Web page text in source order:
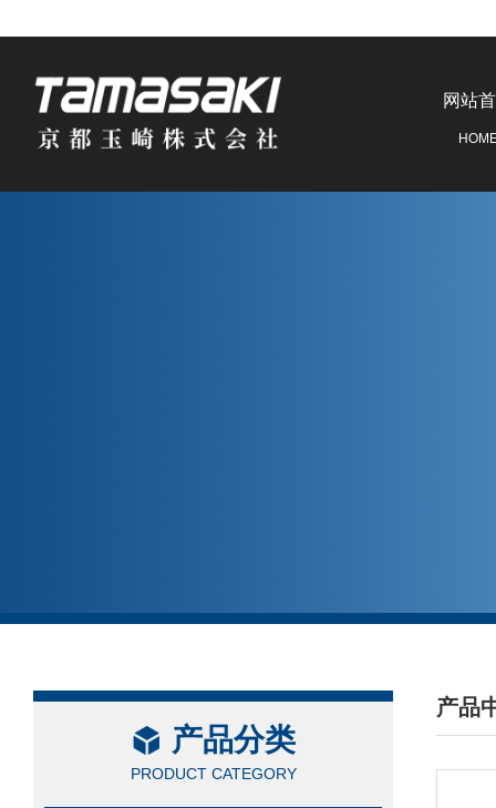
网站
产品分类
PRODUCT CATEGORY
产品
/